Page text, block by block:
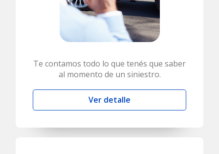
Te contamos todo lo que tenés que saber
al momento de un siniestro.
Ver detalle